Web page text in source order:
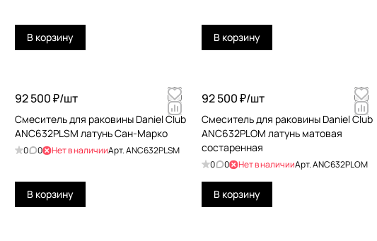
В корзину В корзину
92 500 ₽/шт
Смеситель для раковины Daniel Club
ANC632PLSM латунь Сан-Марко
0 0 Нет в наличииАрт.ANC632PLSM
В корзину
92 500 ₽/шт
Смеситель для раковины Daniel Club
ANC632PLOM латунь матовая
состаренная
0 0 Нет в наличииАрт.ANC632PLOM
В корзину